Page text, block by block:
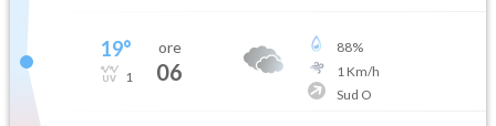
19°
1
ore
06
88%
1 Km/h
Sud O